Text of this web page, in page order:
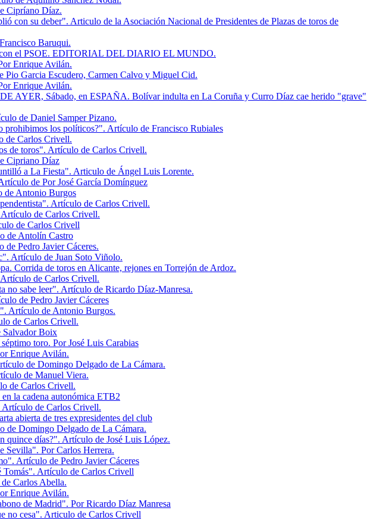
Cipríano Díaz.
con su deber". Articulo de la Asociación Nacional de Presidentes de Plazas de toros de
Baruqui.
con el PSOE. EDITORIAL DEL DIARIO EL MUNDO.
Enrique Avilán.
Pio Garcia Escudero, Carmen Calvo y Miguel Cid.
Enrique Avilán.
AYER, Sábado, en ESPAÑA. Bolívar indulta en La Coruña y Curro Díaz cae herido "grave"
de Daniel Samper Pizano.
prohibimos los políticos?". Artículo de Francisco Rubiales
de Carlos Crivell.
de toros". Artículo de Carlos Crivell.
Cipriano Díaz
a La Fiesta". Articulo de Ángel Luis Lorente.
de Por José García Domínguez
de Antonio Burgos
Artículo de Carlos Crivell.
de Carlos Crivell.
sanfermines‏". Artículo de Carlos Crivell
de Antolín Castro
Pedro Javier Cáceres.
Artículo de Juan Soto Viñolo.
Corrida de toros en Alicante, rejones en Torrejón de Ardoz.
de Carlos Crivell.
no sabe leer". Artículo de Ricardo Díaz-Manresa.
de Pedro Javier Cáceres
Artículo de Antonio Burgos.
de Carlos Crivell.
Salvador Boix
toro. Por José Luis Carabias
Enrique Avilán.
de Domingo Delgado de La Cámara.
de Manuel Viera.
de Carlos Crivell.
la cadena autonómica ETB2
de Carlos Crivell.
abierta de tres expresidentes del club
de Domingo Delgado de La Cámara.
quince días?". Artículo de José Luis López.
Sevilla". Por Carlos Herrera.
Artículo de Pedro Javier Cáceres
Tomás". Artículo de Carlos Crivell
Carlos Abella.
Enrique Avilán.
de Madrid". Por Ricardo Díaz Manresa
no cesa". Articulo de Carlos Crivell